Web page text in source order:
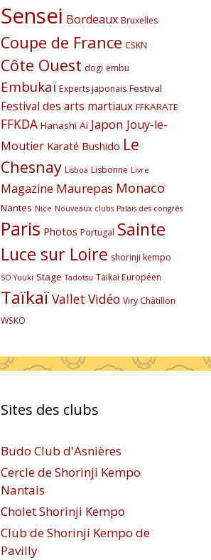
Sensei Bordeaux Bruxelles
Coupe de France CSKN
Côte Ouest dogi embu
Embukaï Experts japonais Festival
Festival des arts martiaux FFKARATE
FFKDA Hanashi Aï Japon Jouy-le-
Moutier Karaté Bushido Le
Chesnay Lisboa Lisbonne Livre
Magazine Maurepas Monaco
Nantes Nice Nouveaux clubs Palais des congrès
Paris Photos Portugal Sainte
Luce sur Loire shorinji kempo
SO Yuuki Stage Tadotsu Taikai Européen
TaïkaïVallet Vidéo Viry Châtillon
WSKO
Sites des clubs
Budo Club d'Asnières
Cercle de Shorinji Kempo
Nantais
Cholet Shorinji Kempo
Club de Shorinji Kempo de
Pavilly